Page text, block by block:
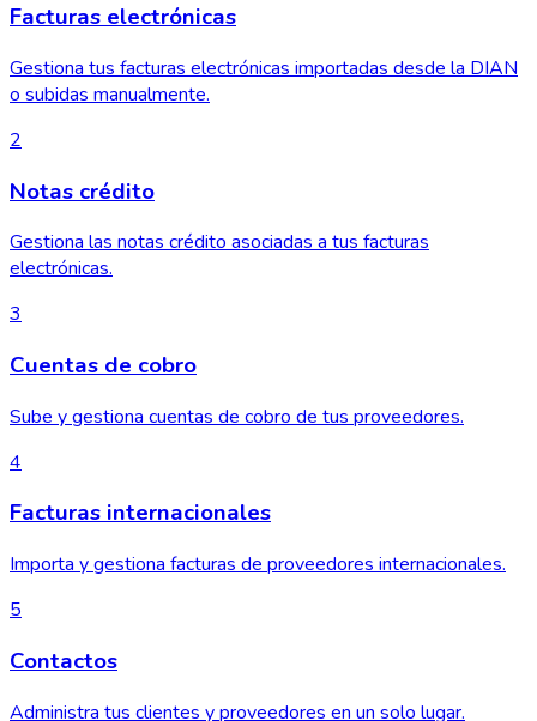
Facturas electrónicas
Gestiona tus facturas electrónicas importadas desde la DIAN
o subidas manualmente.
2
Notas crédito
Gestiona las notas crédito asociadas a tus facturas
electrónicas.
3
Cuentas de cobro
Sube y gestiona cuentas de cobro de tus proveedores.
4
Facturas internacionales
Importa y gestiona facturas de proveedores internacionales.
5
Contactos
Administra tus clientes y proveedores en un solo lugar.